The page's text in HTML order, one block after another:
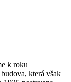
k roku
která však